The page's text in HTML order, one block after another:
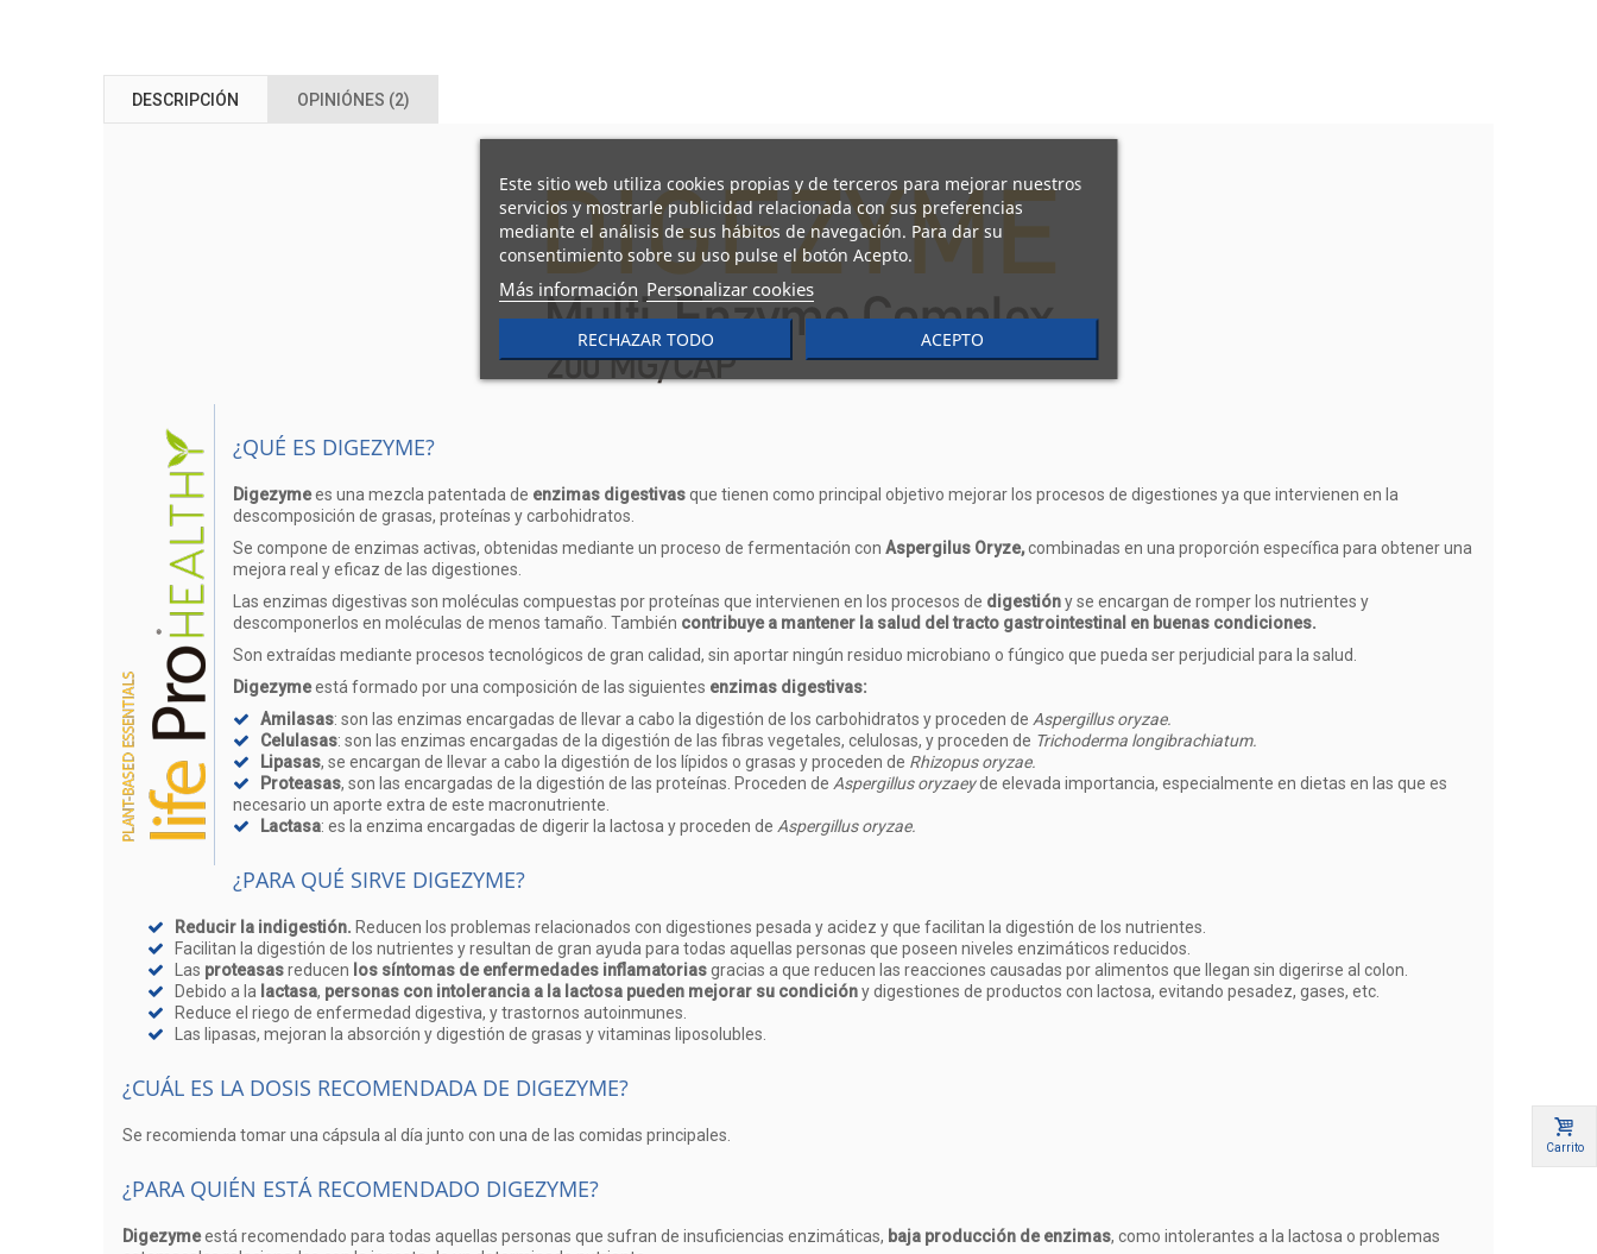
DESCRIPCIÓN OPINIÓNES (2)
¿QUÉ ES DIGEZYME?
Digezymees una mezcla patentada de enzimas digestivasque tienen como principal objetivo mejorar los procesos de digestiones ya que intervienen en la
descomposición de grasas, proteínas y carbohidratos.
Se compone de enzimas activas, obtenidas mediante un proceso de fermentación con Aspergilus Oryze,combinadas en una proporción específica para obtener una
mejora real y eficaz de las digestiones.
Las enzimas digestivas son moléculas compuestas por proteínas que intervienen en los procesos de digestióny se encargan de romper los nutrientes y
descomponerlos en moléculas de menos tamaño. También contribuye a mantener la salud del tracto gastrointestinal en buenas condiciones.
Son extraídas mediante procesos tecnológicos de gran calidad, sin aportar ningún residuo microbiano o fúngico que pueda ser perjudicial para la salud.
Digezymeestá formado por una composición de las siguientes enzimas digestivas:
Amilasas: son las enzimas encargadas de llevar a cabo la digestión de los carbohidratos y proceden de Aspergillus oryzae.
Celulasas: son las enzimas encargadas de la digestión de las fibras vegetales, celulosas, y proceden de Trichoderma longibrachiatum.
Lipasas, se encargan de llevar a cabo la digestión de los lípidos o grasas y proceden de Rhizopus oryzae.
Proteasas, son las encargadas de la digestión de las proteínas. Proceden de Aspergillus oryzaeyde elevada importancia, especialmente en dietas en las que es
necesario un aporte extra de este macronutriente.
Lactasa: es la enzima encargadas de digerir la lactosa y proceden de Aspergillus oryzae.
¿PARA QUÉ SIRVE DIGEZYME?
Reducir la indigestión. Reducen los problemas relacionados con digestiones pesada y acidez y que facilitan la digestión de los nutrientes.
Facilitan la digestión de los nutrientes y resultan de gran ayuda para todas aquellas personas que poseen niveles enzimáticos reducidos.
Las proteasasreducen los síntomas de enfermedades inflamatoriasgracias a que reducen las reacciones causadas por alimentos que llegan sin digerirse al colon.
Debido a la lactasa, personas con intolerancia a la lactosa pueden mejorar su condicióny digestiones de productos con lactosa, evitando pesadez, gases, etc.
Reduce el riego de enfermedad digestiva, y trastornos autoinmunes.
Las lipasas, mejoran la absorción y digestión de grasas y vitaminas liposolubles.
¿CUÁL ES LA DOSIS RECOMENDADA DE DIGEZYME?
Se recomienda tomar una cápsula al día junto con una de las comidas principales.
¿PARA QUIÉN ESTÁ RECOMENDADO DIGEZYME?
Digezymeestá recomendado para todas aquellas personas que sufran de insuficiencias enzimáticas, baja producción de enzimas, como intolerantes a la lactosa o problemas
Este sitio web utiliza cookies propias y de terceros para mejorar nuestros
servicios y mostrarle publicidad relacionada con sus preferencias
mediante el análisis de sus hábitos de navegación. Para dar su
consentimiento sobre su uso pulse el botón Acepto.
Más información Personalizar cookies
RECHAZAR TODO ACEPTO
Carrito